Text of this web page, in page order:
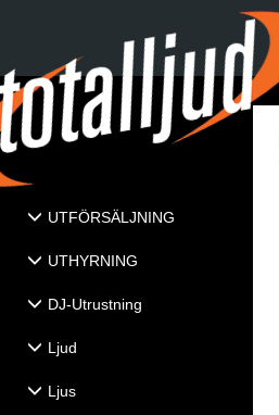
UTFÖRSÄLJNING
UTHYRNING
DJ-Utrustning
Ljud
Ljus